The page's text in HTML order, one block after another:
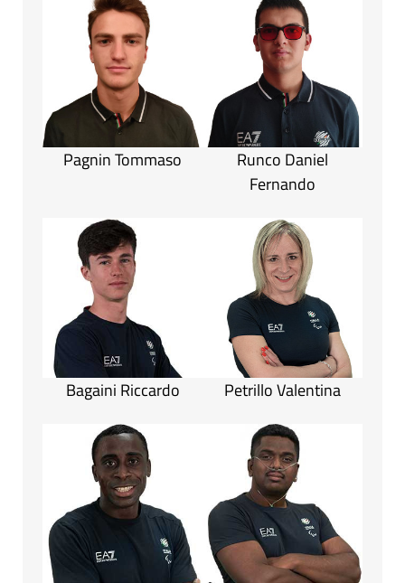
Pagnin Tommaso
Runco Daniel
Fernando
Bagaini Riccardo Petrillo Valentina